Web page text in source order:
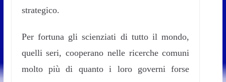
strategico.
Per fortuna gli scienziati di tutto il mondo,
quelli seri, cooperano nelle ricerche comuni
molto più di quanto i loro governi forse